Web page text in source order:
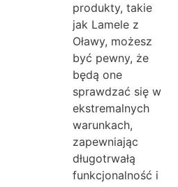
produkty, takie
jak Lamele z
Oławy, możesz
być pewny, że
będą one
sprawdzać się w
ekstremalnych
warunkach,
zapewniając
długotrwałą
funkcjonalność i